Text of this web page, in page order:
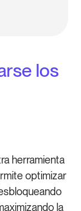
los
herramienta
optimizar
la